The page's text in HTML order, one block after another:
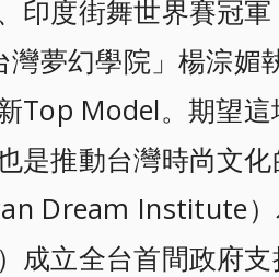
印度街舞世界賽冠
灣夢幻學院」楊淙媚
Top Model。期望
是推動台灣時尚文
Dream Institute
成立全台首間政府